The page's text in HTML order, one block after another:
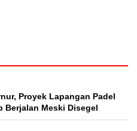
Proyek Lapangan Padel
Berjalan Meski Disegel